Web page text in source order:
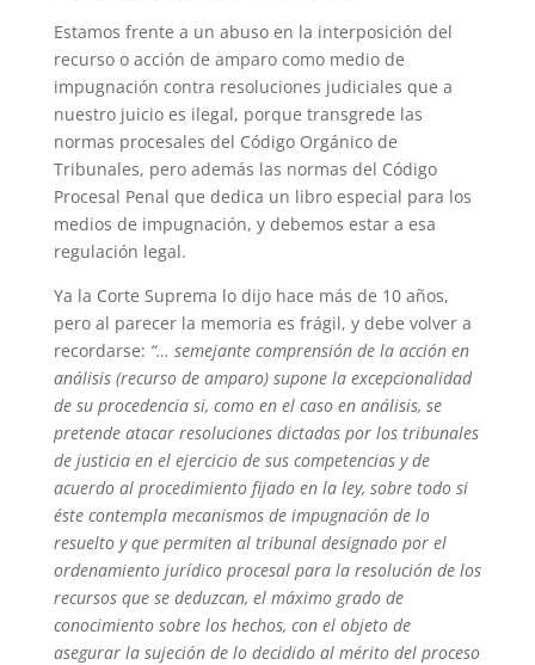
Estamos frente a un abuso en la interposición del
recurso o acción de amparo como medio de
impugnación contra resoluciones judiciales que a
nuestro juicio es ilegal, porque transgrede las
normas procesales del Código Orgánico de
Tribunales, pero además las normas del Código
Procesal Penal que dedica un libro especial para los
medios de impugnación, y debemos estar a esa
regulación legal.
Ya la Corte Suprema lo dijo hace más de 10 años,
pero al parecer la memoria es frágil, y debe volver a
recordarse: “… semejante comprensión de la acción en
análisis (recurso de amparo) supone la excepcionalidad
de su procedencia si, como en el caso en análisis, se
pretende atacar resoluciones dictadas por los tribunales
de justicia en el ejercicio de sus competencias y de
acuerdo al procedimiento fijado en la ley, sobre todo si
éste contempla mecanismos de impugnación de lo
resuelto y que permiten al tribunal designado por el
ordenamiento jurídico procesal para la resolución de los
recursos que se deduzcan, el máximo grado de
conocimiento sobre los hechos, con el objeto de
asegurar la sujeción de lo decidido al mérito del proceso